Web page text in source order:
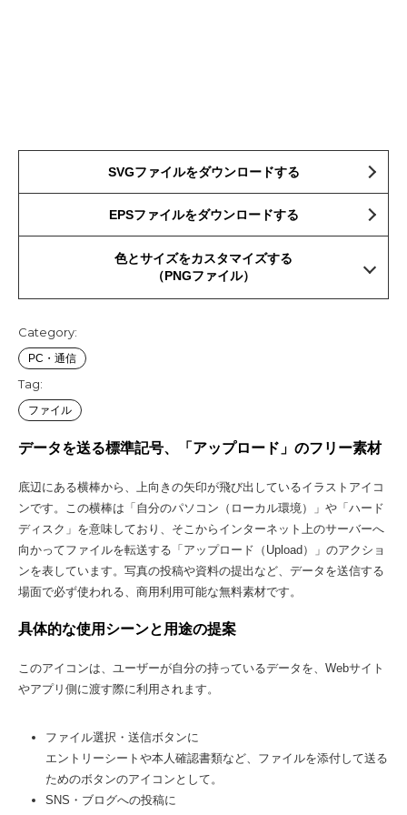
SVGファイルをダウンロードする
EPSファイルをダウンロードする
色とサイズをカスタマイズする
（PNGファイル）
Category:
PC・通信
Tag:
ファイル
データを送る標準記号、「アップロード」のフリー素材
底辺にある横棒から、上向きの矢印が飛び出しているイラストアイコ
ンです。この横棒は「自分のパソコン（ローカル環境）」や「ハード
ディスク」を意味しており、そこからインターネット上のサーバーへ
向かってファイルを転送する「アップロード（Upload）」のアクショ
ンを表しています。写真の投稿や資料の提出など、データを送信する
場面で必ず使われる、商用利用可能な無料素材です。
具体的な使用シーンと用途の提案
このアイコンは、ユーザーが自分の持っているデータを、Webサイト
やアプリ側に渡す際に利用されます。
ファイル選択・送信ボタンに
エントリーシートや本人確認書類など、ファイルを添付して送る
ためのボタンのアイコンとして。
SNS・ブログへの投稿に